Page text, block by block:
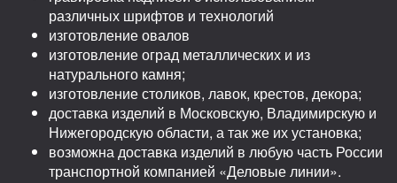
различных шрифтов и технологий
изготовление овалов
изготовление оград металлических и из
натурального камня;
изготовление столиков, лавок, крестов, декора;
доставка изделий в Московскую, Владимирскую и
Нижегородскую области, а так же их установка;
возможна доставка изделий в любую часть России
транспортной компанией «Деловые линии».